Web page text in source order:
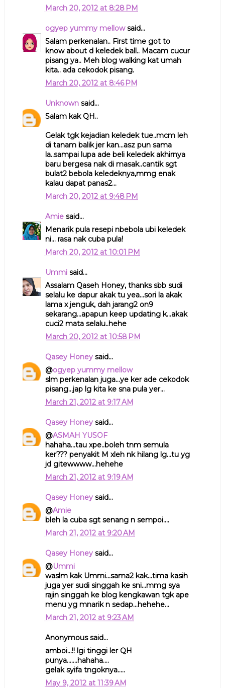
March 20, 2012 at 8:28 PM
ogyep yummy mellowsaid...
Salam perkenalan.. First time got to
know about d keledek ball.. Macam cucur
pisang ya.. Meh blog walking kat umah
kita.. ada cekodok pisang.
March 20, 2012 at 8:46 PM
Unknownsaid...
Salam kak QH..
Gelak tgk kejadian keledek tue..mcm leh
di tanam balik jer kan...asz pun sama
la..sampai lupa ade beli keledek akhirnya
baru bergesa nak di masak..cantik sgt
bulat2 bebola keledeknya,mmg enak
kalau dapat panas2...
March 20, 2012 at 9:48 PM
Amiesaid...
Menarik pula resepi nbebola ubi keledek
ni... rasa nak cuba pula!
March 20, 2012 at 10:01 PM
Ummisaid...
Assalam Qaseh Honey, thanks sbb sudi
selalu ke dapur akak tu yea...sori la akak
lama x jenguk, dah jarang2 on9
sekarang...apapun keep updating k...akak
cuci2 mata selalu..hehe
March 20, 2012 at 10:58 PM
Qasey Honeysaid...
@ogyep yummy mellow
slm perkenalan juga...ye ker ade cekodok
pisang...jap lg kita ke sna pula yer...
March 21, 2012 at 9:17 AM
Qasey Honeysaid...
@ASMAH YUSOF
hahaha...tau xpe..boleh tnm semula
ker??? penyakit M xleh nk hilang lg...tu yg
jd gitewwww...hehehe
March 21, 2012 at 9:19 AM
Qasey Honeysaid...
@Amie
bleh la cuba sgt senang n sempoi....
March 21, 2012 at 9:20 AM
Qasey Honeysaid...
@Ummi
waslm kak Ummi...sama2 kak...tima kasih
juga yer sudi singgah ke sni...mmg sya
rajin singgah ke blog kengkawan tgk ape
menu yg mnarik n sedap...hehehe...
March 21, 2012 at 9:23 AM
Anonymous said...
amboi...!! lgi tinggi ler QH
punya.......hahaha....
gelak syifa tngoknya.....
May 9, 2012 at 11:39 AM